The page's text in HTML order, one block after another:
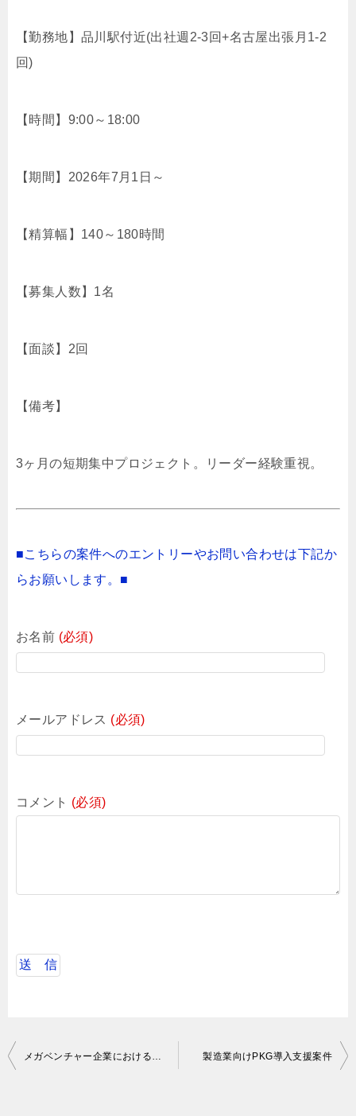
【勤務地】品川駅付近(出社週2-3回+名古屋出張月1-2
回)
【時間】9:00～18:00
【期間】2026年7月1日～
【精算幅】140～180時間
【募集人数】1名
【面談】2回
【備考】
3ヶ月の短期集中プロジェクト。リーダー経験重視。
■こちらの案件へのエントリーやお問い合わせは下記か
らお願いします。■
お名前 (必須)
メールアドレス (必須)
コメント (必須)
投
メガベンチャー企業におけるデータエンジニア 製造業向けPKG導入支援案件